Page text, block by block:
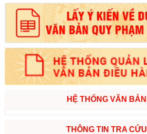
HỆ THỐNG VĂN BẢN
THÔNG TIN TRA CỨU